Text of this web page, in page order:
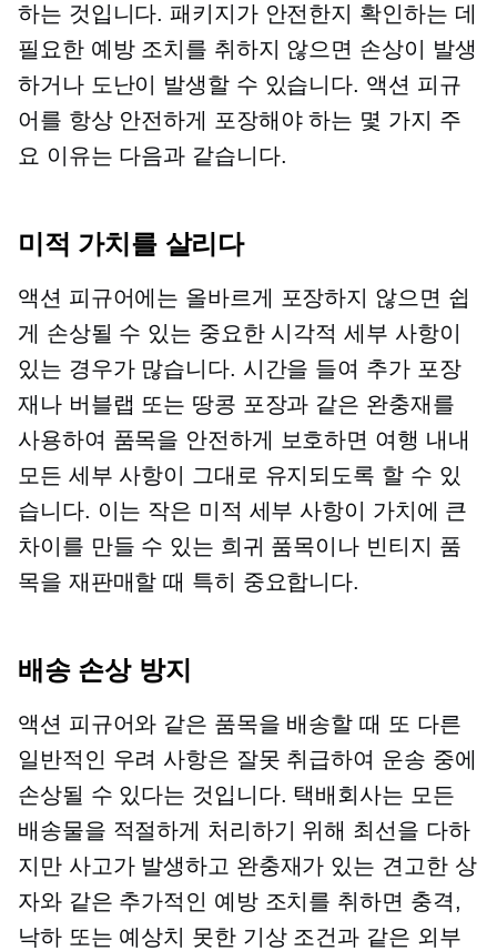
하는 것입니다. 패키지가 안전한지 확인하는 데
필요한 예방 조치를 취하지 않으면 손상이 발생
하거나 도난이 발생할 수 있습니다. 액션 피규
어를 항상 안전하게 포장해야 하는 몇 가지 주
요 이유는 다음과 같습니다.
미적 가치를 살리다
액션 피규어에는 올바르게 포장하지 않으면 쉽
게 손상될 수 있는 중요한 시각적 세부 사항이
있는 경우가 많습니다. 시간을 들여 추가 포장
재나 버블랩 또는 땅콩 포장과 같은 완충재를
사용하여 품목을 안전하게 보호하면 여행 내내
모든 세부 사항이 그대로 유지되도록 할 수 있
습니다. 이는 작은 미적 세부 사항이 가치에 큰
차이를 만들 수 있는 희귀 품목이나 빈티지 품
목을 재판매할 때 특히 중요합니다.
배송 손상 방지
액션 피규어와 같은 품목을 배송할 때 또 다른
일반적인 우려 사항은 잘못 취급하여 운송 중에
손상될 수 있다는 것입니다. 택배회사는 모든
배송물을 적절하게 처리하기 위해 최선을 다하
지만 사고가 발생하고 완충재가 있는 견고한 상
자와 같은 추가적인 예방 조치를 취하면 충격,
낙하 또는 예상치 못한 기상 조건과 같은 외부